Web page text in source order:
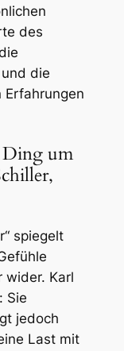
des
die
Ding um
spiegelt
wider. Karl
Sie
jedoch
Last mit